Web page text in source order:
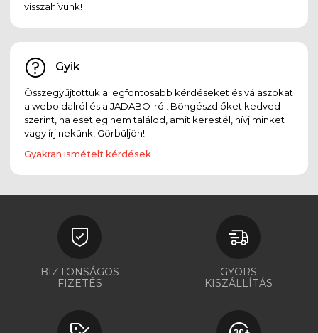
visszahívunk!
Gyik
Összegyűjtöttük a legfontosabb kérdéseket és válaszokat
a weboldalról és a JADABO-ról. Böngészd őket kedved
szerint, ha esetleg nem találod, amit kerestél, hívj minket
vagy írj nekünk! Görbüljön!
Gyakran ismételt kérdések
BIZTONSÁGOS
FIZETÉS
GYORS
KISZÁLLÍTÁS